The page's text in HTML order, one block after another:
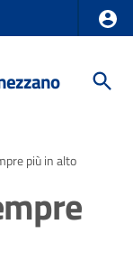
più in alto